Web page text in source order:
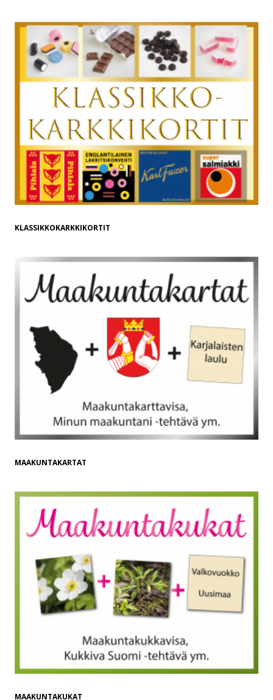
KLASSIKKOKARKKIKORTIT
MAAKUNTAKARTAT
MAAKUNTAKUKAT